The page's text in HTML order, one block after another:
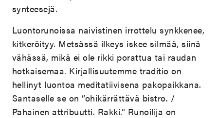
synteesejä.
Luontorunoissa naivistinen irrottelu synkkenee,
kitkeröityy. Metsässä ilkeys iskee silmää, siinä
vähässä, mikä ei ole rikki porattua tai raudan
hotkaisemaa. Kirjallisuutemme traditio on
hellinyt luontoa meditatiivisena pakopaikkana.
Santaselle se on ”ohikärrättävä bistro. /
Pahainen attribuutti. Rakki.” Runoilija on